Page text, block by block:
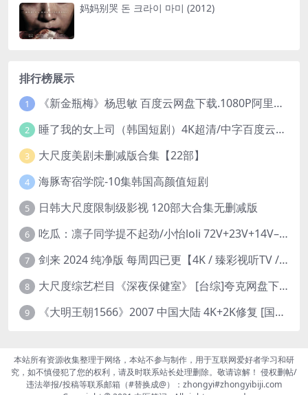
妈妈别哭 돈 크라이 마미 (2012)
排行榜展示
1 《新金瓶梅》杨思敏 百度云网盘下载.1080P阿里下载.国语中字.(1996)
2 睡了我的女上司（韩国短剧）4K超清/中字百度云网盘下载
3 大尺度美剧未删减版合集【22部】
4 海豚寄宿学院-10集韩国高颜值短剧
5 日韩大尺度限制级影视 120部大合集无删减版
6 吃瓜：凛子同学提不起劲/小怡loli 72V+23V+14V–24.02GB】
7 剑来 2024 纯净版 每周四已更【4K / 臻彩视听TV / 杜比音】附电子书百度网盘下载
8 大尺度综艺栏目《深夜保健室》 [台综]夸克网盘下载
9 《大明王朝1566》2007 中国大陆 4K+2K修复 [国语 46集 192G]
本站所有资源收集整理于网络，本站不参与制作，用于互联网爱好者学习和研
究，如不慎侵犯了您的权利，请及时联系站长处理删除。敬请谅解！ 侵权删帖/
违法举报/投稿等联系邮箱（#替换成@）：zhongyi#zhongyibiji.com